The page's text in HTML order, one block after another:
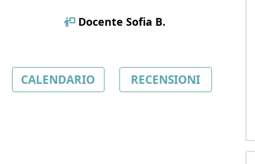
Docente Sofia B.
CALENDARIO RECENSIONI